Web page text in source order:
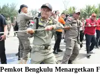
Pemkot Bengkulu Menargetkan